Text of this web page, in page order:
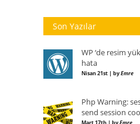
Son Yazılar
WP ‘de resim
hata
Nisan 21st | byEmre
Php Warning:
send session
Mart 17th | byEmre